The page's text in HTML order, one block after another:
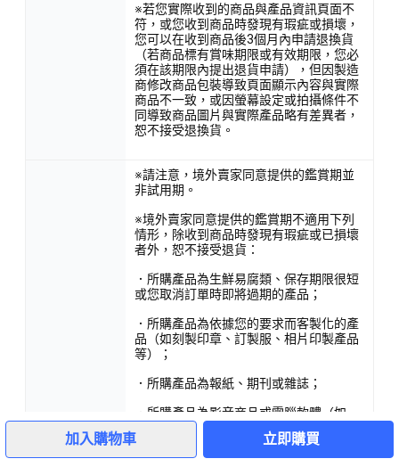
加入購物車 立即購買
※若您實際收到的商品與產品資訊頁面不
符，或您收到商品時發現有瑕疵或損壞，
您可以在收到商品後3個月內申請退換貨
（若商品標有賞味期限或有效期限，您必
須在該期限內提出退貨申請），但因製造
商修改商品包裝導致頁面顯示內容與實際
商品不一致，或因螢幕設定或拍攝條件不
同導致商品圖片與實際產品略有差異者，
恕不接受退換貨。
退換貨限制
※請注意，境外賣家同意提供的鑑賞期並
非試用期。
※境外賣家同意提供的鑑賞期不適用下列
情形，除收到商品時發現有瑕疵或已損壞
者外，恕不接受退貨：
．所購產品為生鮮易腐類、保存期限很短
或您取消訂單時即將過期的產品；
．所購產品為依據您的要求而客製化的產
品（如刻製印章、訂製服、相片印製產品
等）；
．所購產品為報紙、期刊或雜誌；
．所購產品為影音商品或電腦軟體（如
CD、DVD等）且您已拆封；
．所購產品為非以有形媒介提供的數位內